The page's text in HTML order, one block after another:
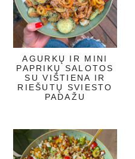
AGURKŲ IR MINI
PAPRIKŲ SALOTOS
SU VIŠTIENA IR
RIEŠUTŲ SVIESTO
PADAŽU